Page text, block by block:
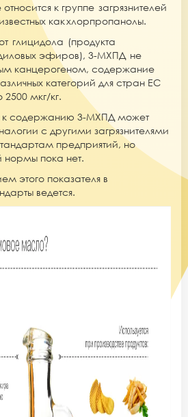
к группе загрязнителей
как хлорпропанолы.
глицидола (продукта
эфиров), 3-МХПД не
канцерогеном, содержание
категорий для стран ЕС
2500 мкг/кг.
к содержанию 3-МХПД может
с другими загрязнителями
предприятий, но
нормы пока нет.
этого показателя в
ведется.